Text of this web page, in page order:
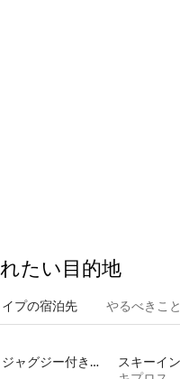
た⁠い目⁠的⁠地
プ⁠の宿⁠泊⁠先 やるべきこと
露天風呂・ジャグジー付きの宿泊施設